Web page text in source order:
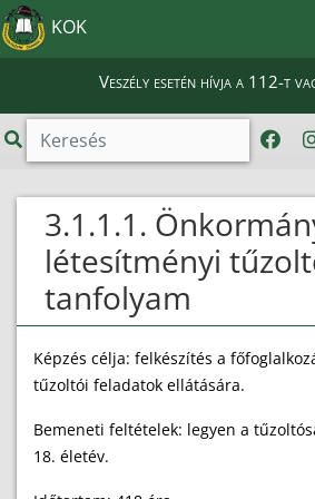
KOK
Veszély esetén hívja a 112-t
3.1.1.1.
létesítményi
tanfolyam
Képzés célja: felkészítés a
tűzoltói feladatok ellátására.
Bemeneti feltételek: legyen a
18. életév.